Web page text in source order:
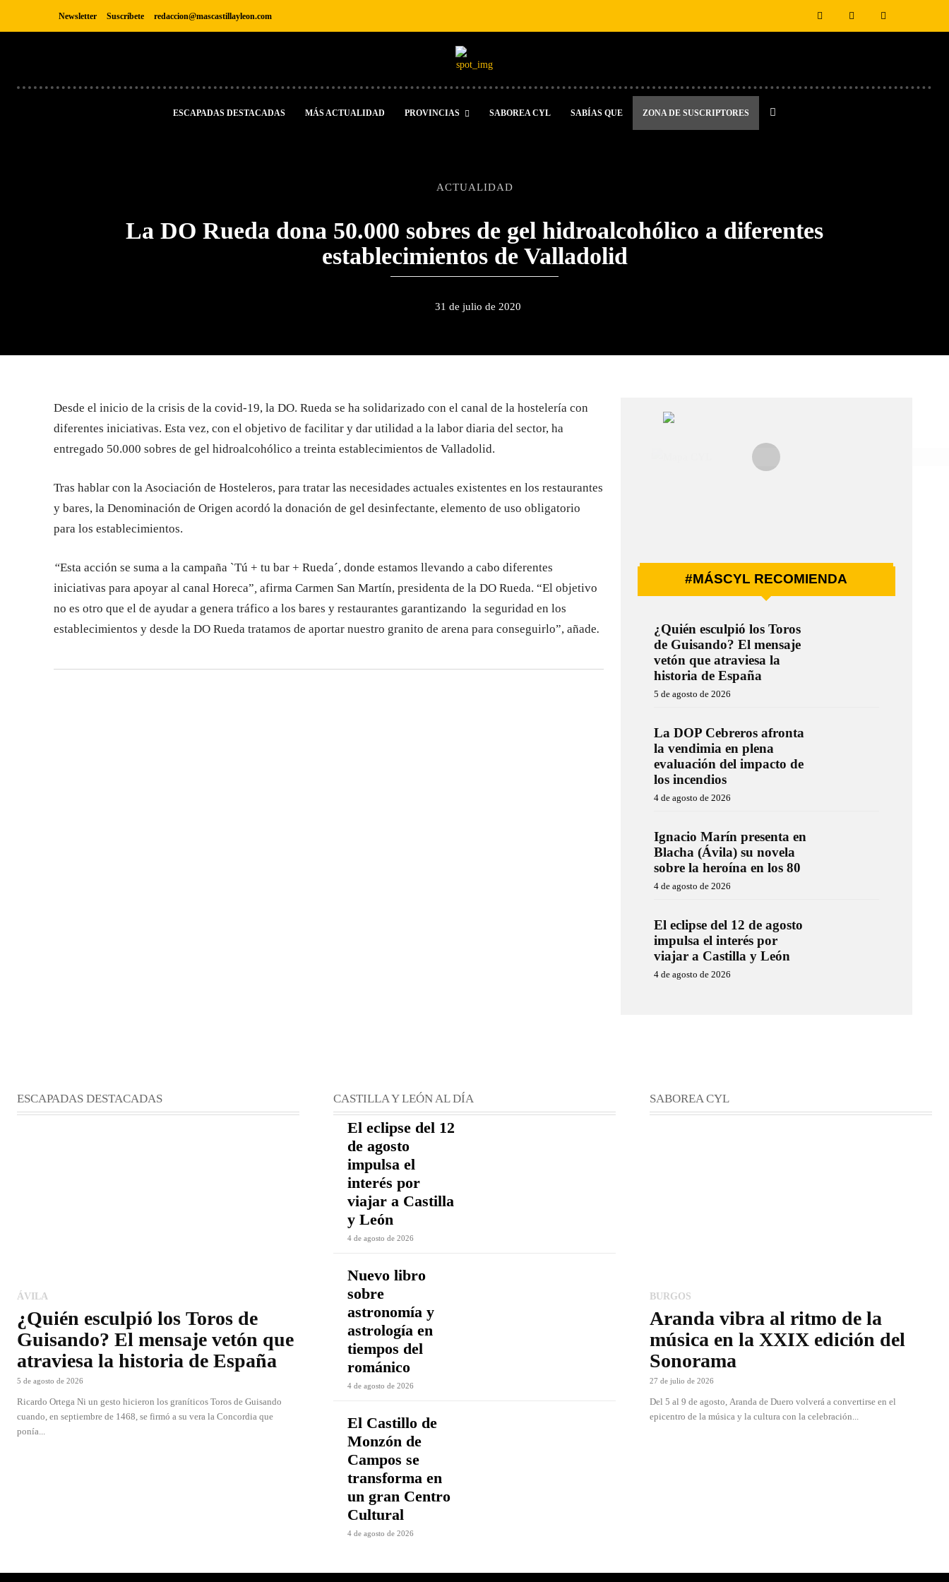
Newsletter Suscríbete redaccion@mascastillayleon.com
ESCAPADAS DESTACADAS MÁS ACTUALIDAD PROVINCIAS SABOREA CYL SABÍAS QUE ZONA DE SUSCRIPTORES
ACTUALIDAD
La DO Rueda dona 50.000 sobres de gel hidroalcohólico a diferentes
establecimientos de Valladolid
31 de julio de 2020
Desde el inicio de la crisis de la covid-19, la DO. Rueda se ha solidarizado con el canal de la hostelería con
diferentes iniciativas. Esta vez, con el objetivo de facilitar y dar utilidad a la labor diaria del sector, ha
entregado 50.000 sobres de gel hidroalcohólico a treinta establecimientos de Valladolid.
Tras hablar con la Asociación de Hosteleros, para tratar las necesidades actuales existentes en los restaurantes
y bares, la Denominación de Origen acordó la donación de gel desinfectante, elemento de uso obligatorio
para los establecimientos.
“Esta acción se suma a la campaña `Tú + tu bar + Rueda´, donde estamos llevando a cabo diferentes
iniciativas para apoyar al canal Horeca”, afirma Carmen San Martín, presidenta de la DO Rueda. “El objetivo
no es otro que el de ayudar a genera tráfico a los bares y restaurantes garantizando la seguridad en los
establecimientos y desde la DO Rueda tratamos de aportar nuestro granito de arena para conseguirlo”, añade.
#MÁSCYL RECOMIENDA
¿Quién esculpió los Toros
de Guisando? El mensaje
vetón que atraviesa la
historia de España
5 de agosto de 2026
La DOP Cebreros afronta
la vendimia en plena
evaluación del impacto de
los incendios
4 de agosto de 2026
Ignacio Marín presenta en
Blacha (Ávila) su novela
sobre la heroína en los 80
4 de agosto de 2026
El eclipse del 12 de agosto
impulsa el interés por
viajar a Castilla y León
4 de agosto de 2026
ESCAPADAS DESTACADAS
ÁVILA
¿Quién esculpió los Toros de
Guisando? El mensaje vetón que
atraviesa la historia de España
5 de agosto de 2026
Ricardo Ortega Ni un gesto hicieron los graníticos Toros de Guisando
cuando, en septiembre de 1468, se firmó a su vera la Concordia que
ponía...
CASTILLA Y LEÓN AL DÍA
El eclipse del 12
de agosto
impulsa el
interés por
viajar a Castilla
y León
4 de agosto de 2026
Nuevo libro
sobre
astronomía y
astrología en
tiempos del
románico
4 de agosto de 2026
El Castillo de
Monzón de
Campos se
transforma en
un gran Centro
Cultural
4 de agosto de 2026
SABOREA CYL
BURGOS
Aranda vibra al ritmo de la
música en la XXIX edición del
Sonorama
27 de julio de 2026
Del 5 al 9 de agosto, Aranda de Duero volverá a convertirse en el
epicentro de la música y la cultura con la celebración...